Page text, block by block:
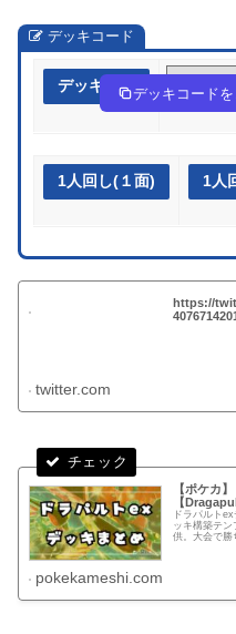
デッキコード
デッキ作成 Lgnng9-
デッキコードを
1人回し(１面) 1人
https://
twitter.com
【ポケカ
【
ドラパルト
ッキ構築テン
供。大会で勝
pokekameshi.com